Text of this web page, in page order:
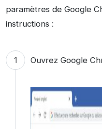
paramètres de Google
instructions :
Ouvrez Google